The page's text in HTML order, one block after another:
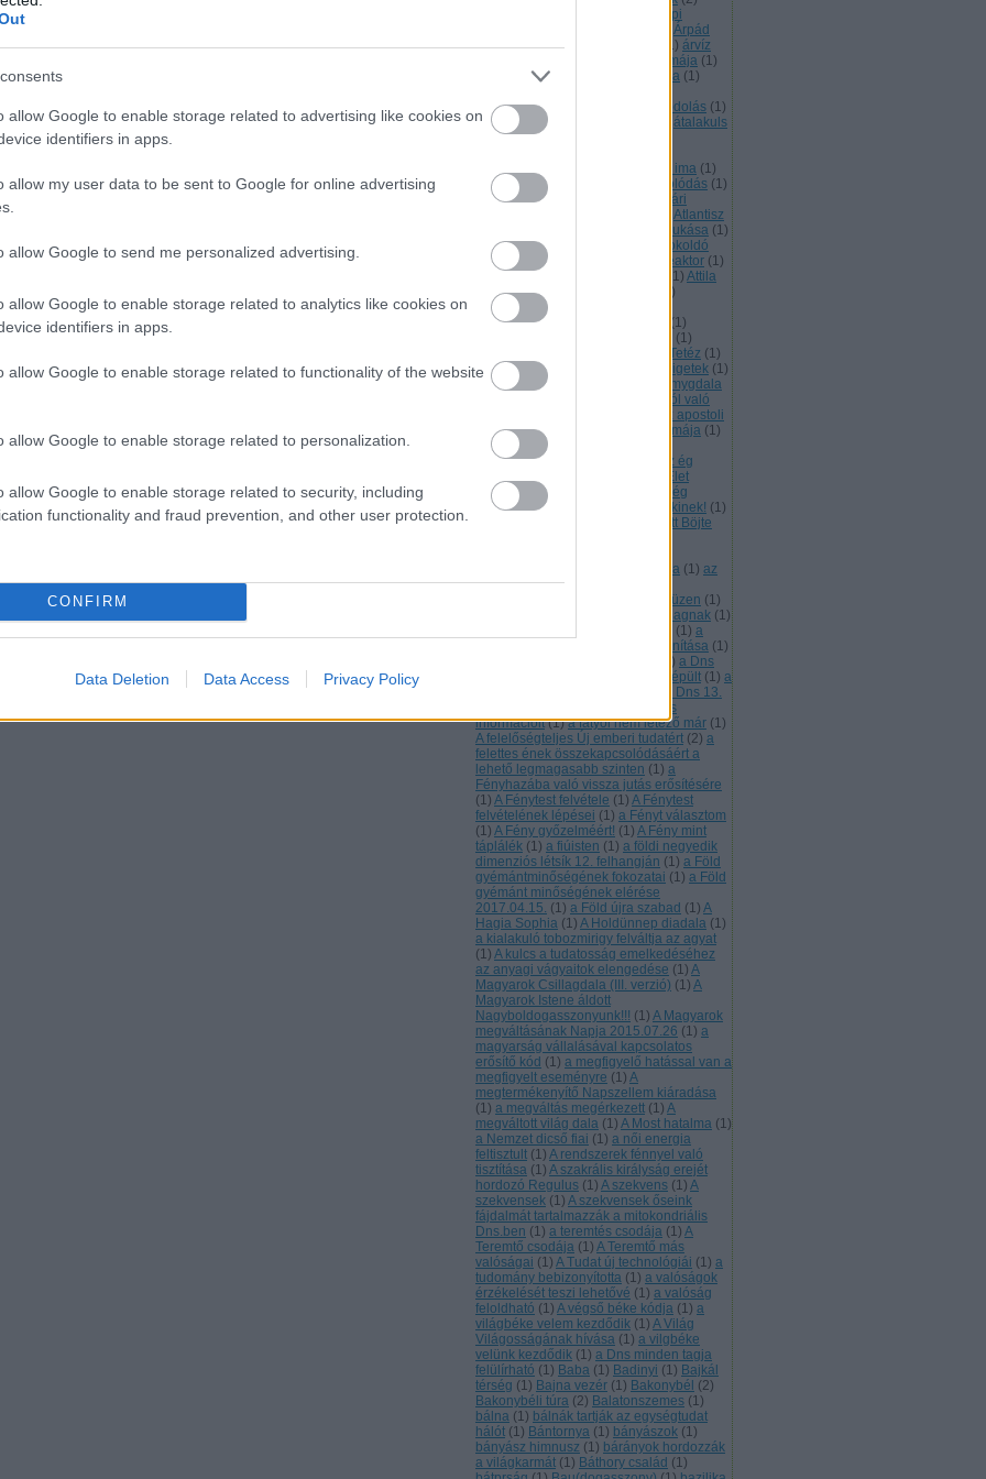
allow Google to enable storage related to advertising like cookies on
identifiers in apps.
allow my user data to be sent to Google for online advertising
allow Google to send me personalized advertising.
allow Google to enable storage related to analytics like cookies on
identifiers in apps.
allow Google to enable storage related to functionality of the website
allow Google to enable storage related to personalization.
allow Google to enable storage related to security, including
functionality and fraud prevention, and other user protection.
CONFIRM
Data Deletion Data Access Privacy Policy
Árpád napi
Árpád
vérvonala (1)Arraragat 1) árvíz
Assisi Szent Ferec imája (1)
Astana Heliksz a felvirágzás kódja (1)
asztráltest (2 Ataiszi kódolás (1)
ataiszi magok
átalakuls
átalakultást segíti
Atanykort segítő ima (1)
átélés
( áthangolás áthangolódás (1)
Atilla a Hunok királya
Atilla nyári
Atlantisz
Atlantisz bukása (1)
átlényegülés
átokoldó
szöveg
atomerőmű atomreaktor (1)
1) Attila
nagykirály (
)
ÁTVÁLTOZÁS
Átváltozás ( (1)
(1)
Avilai Szent Tetéz (1)
Az
(1 azért küldtelek Azovi szigetek (1)
az agytörzs kéken világít
az amygdala
Az anyagból való
az apostoli
korona működik
az Aranykor imája (1)
az Aranykor itt van
megtapasztalásának napja
az ég
Az Élet
virágának ősi titka
Az emberiség
nevében megbocsájtunk mindenkinek! (1)
Az emberi méltóságért díjat kapott Böjte
kápolnájának mennyezeti freskója (1) az
örök élet helye
az Ótörök néplélek üzen (1)
Az Úzok 7. leszármazotti ága a Magnak (1)
(1) a
a bárány tanítása (1)
) a Dns
a Dns 13. rétege kiépült (1) a
a Dns 13.
rétege tartalmazza a fénnyé válás
információit (1) a fátyol nem létező már (1)
A felelőségteljes Új emberi tudatért (2) a
felettes ének összekapcsolódásáért a
lehető legmagasabb szinten (1) a
Fényhazába való vissza jutás erősítésére
(1) A Fénytest felvétele (1) A Fénytest
felvételének lépései (1) a Fényt választom
(1) A Fény győzelméért! (1) A Fény mint
táplálék (1) a fiúisten (1) a földi negyedik
dimenziós létsík 12. felhangján (1) a Föld
gyémántminőségének fokozatai (1) a Föld
gyémánt minőségének elérése
2017.04.15. (1) a Föld újra szabad (1) A
Hagia Sophia (1) A Holdünnep diadala (1)
a kialakuló tobozmirigy felváltja az agyat
(1) A kulcs a tudatosság emelkedéséhez
az anyagi vágyaitok elengedése (1) A
Magyarok Csillagdala (III. verzió) (1) A
Magyarok Istene áldott
Nagyboldogasszonyunk!!! (1) A Magyarok
megváltásának Napja 2015.07.26 (1) a
magyarság vállalásával kapcsolatos
erősítő kód (1) a megfigyelő hatással van a
megfigyelt eseményre (1) A
megtermékenyítő Napszellem kiáradása
(1) a megváltás megérkezett (1) A
megváltott világ dala (1) A Most hatalma (1)
a Nemzet dicső fiai (1) a női energia
feltisztult (1) A rendszerek fénnyel való
tisztítása (1) A szakrális királyság erejét
hordozó Regulus (1) A szekvens (1) A
szekvensek (1) A szekvensek őseink
fájdalmát tartalmazzák a mitokondriális
Dns.ben (1) a teremtés csodája (1) A
Teremtő csodája (1) A Teremtő más
valóságai (1) A Tudat új technológiái (1) a
tudomány bebizonyította (1) a valóságok
érzékelését teszi lehetővé (1) a valóság
feloldható (1) A végső béke kódja (1) a
világbéke velem kezdődik (1) A Világ
Világosságának hívása (1) a vilgbéke
velünk kezdődik (1) a Dns minden tagja
felülírható (1) Baba (1) Badinyi (1) Bajkál
térség (1) Bajna vezér (1) Bakonybél (2)
Bakonybéli túra (2) Balatonszemes (1)
bálna (1) bálnák tartják az egységtudat
hálót (1) Bántornya (1) bányászok (1)
bányász himnusz (1) bárányok hordozzák
a világkarmát (1) Báthory család (1)